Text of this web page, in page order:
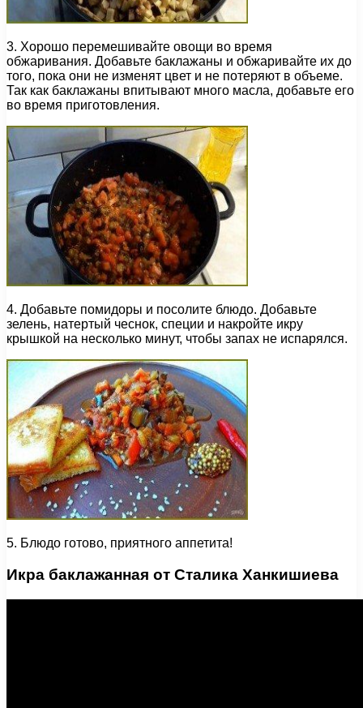
3. Хорошо перемешивайте овощи во время
обжаривания. Добавьте баклажаны и обжаривайте их до
того, пока они не изменят цвет и не потеряют в объеме.
Так как баклажаны впитывают много масла, добавьте его
во время приготовления.
4. Добавьте помидоры и посолите блюдо. Добавьте
зелень, натертый чеснок, специи и накройте икру
крышкой на несколько минут, чтобы запах не испарялся.
5. Блюдо готово, приятного аппетита!
Икра баклажанная от Сталика Ханкишиева